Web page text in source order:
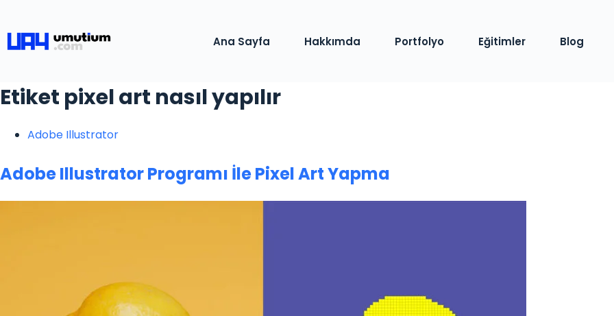
Ana Sayfa Hakkımda Portfolyo Eğitimler Blog
Etiket pixel art nasıl yapılır
Adobe Illustrator
Adobe Illustrator Programı İle Pixel Art Yapma